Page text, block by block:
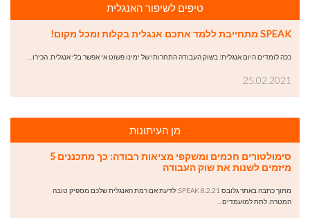
טיפים לשיפור האנגלית
SPEAK מתחייבת ללמד אתכם אנגלית בקלות ומכל מקום!
ככה לומדים היום אנגלית! בשוק העבודה התחרותי של ימינו פשוט אי אפשר בלי אנגלית. הכירו…
25.02.2021
מן העיתונות
סימולטורים חכמים ומשקפי מציאות רבודה: כך מתכננים 5
מיזמים לשנות את שוק העבודה
מתוך כתבה באתר גלובס 8.2.21 SPEAK: לדעת אם רמת האנגלית שלכם מספיק טובה
המטרה: לתת למועמדים…